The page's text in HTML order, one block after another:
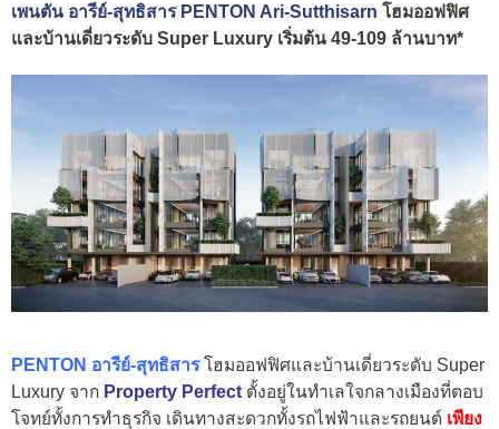
เพนตัน อารีย์-สุทธิสาร PENTON Ari-Sutthisarn โฮมออฟฟิศ
และบ้านเดี่ยวระดับ Super Luxury เริ่มต้น 49-109 ล้านบาท*
PENTON อารีย์-สุทธิสาร โฮมออฟฟิศและบ้านเดี่ยวระดับ Super
Luxury จาก Property Perfect ตั้งอยู่ในทำเลใจกลางเมืองที่ตอบ
โจทย์ทั้งการทำธุรกิจ เดินทางสะดวกทั้งรถไฟฟ้าและรถยนต์ เพียง